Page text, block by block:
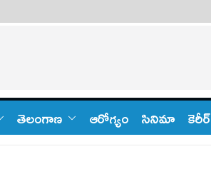
తెలంగాణ‌ ఆరోగ్యం సినిమా కెరీర్